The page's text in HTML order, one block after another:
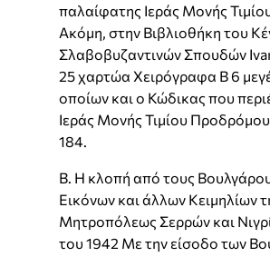
παλαίφατης Ιεράς Μονής
Ακόμη, στην Βιβλιοθήκη του
Σλαβοβυζαντινών Σπουδών
25 χαρτώα Χειρόγραφα Β 6
οποίων και ο Κώδικας που
Ιεράς Μονής Τιμίου
184.
Β. Η κλοπή από τους
Εικόνων και άλλων Κειμηλίων
Μητροπόλεως Σερρών και
του 1942 Με την είσοδο των